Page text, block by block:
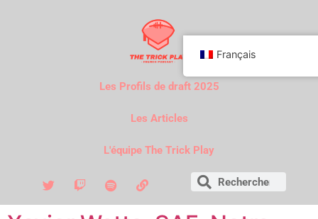
Les Profils de draft 2025
Les Articles
L'équipe The Trick Play
Français